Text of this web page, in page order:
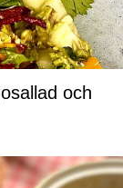
och